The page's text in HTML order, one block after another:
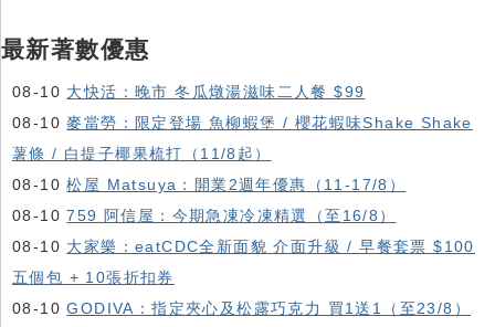
最新著數優惠
08-10 大快活：晚市 冬瓜燉湯滋味二人餐 $99
08-10麥當勞：限定登場 魚柳蝦堡 / 櫻花蝦味Shake Shake
薯條 / 白提子椰果梳打（11/8起）
08-10松屋 Matsuya：開業2週年優惠（11-17/8）
08-10759 阿信屋：今期急凍冷凍精選（至16/8）
08-10 大家樂：eatCDC全新面貌 介面升級 / 早餐套票 $100
五個包 + 10張折扣券
08-10GODIVA：指定夾心及松露巧克力 買1送1（至23/8）